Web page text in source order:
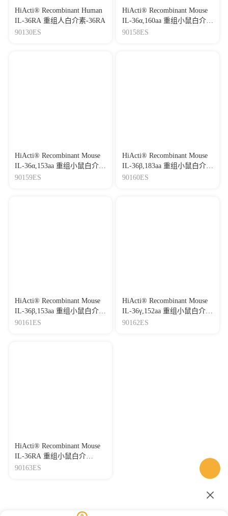
HiActi® Recombinant Human
IL-36RA 重组人白介素-36RA
90130ES
HiActi® Recombinant Mouse
IL-36α,160aa 重组小鼠白介
素-36α
90158ES
HiActi® Recombinant Mouse
IL-36α,153aa 重组小鼠白介
素-36α
90159ES
HiActi® Recombinant Mouse
IL-36β,183aa 重组小鼠白介
素-36β
90160ES
HiActi® Recombinant Mouse
IL-36β,153aa 重组小鼠白介
素-36β
90161ES
HiActi® Recombinant Mouse
IL-36γ,152aa 重组小鼠白介
素-36γ
90162ES
HiActi® Recombinant Mouse
IL-36RA 重组小鼠白介
素-36RA
90163ES